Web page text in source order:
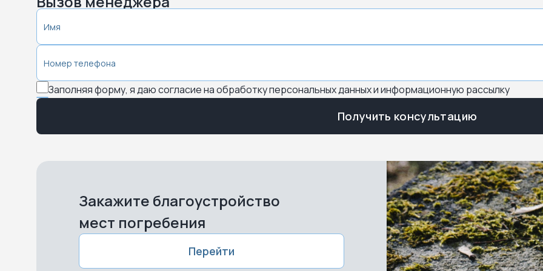
Заполняя форму, я даю согласие на обработку персональных данных и информационную рассылку
Получить консультацию
Закажите благоустройство
мест погребения
Перейти